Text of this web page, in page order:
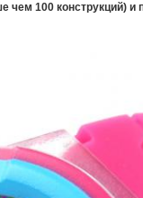
100 конструкций) и